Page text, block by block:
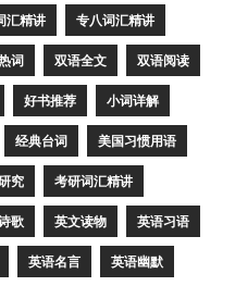
汇精讲 专八词汇精讲
词 双语全文 双语阅读
好书推荐 小词详解
经典台词 美国习惯用语
究 考研词汇精讲
歌 英文读物 英语习语
英语名言 英语幽默